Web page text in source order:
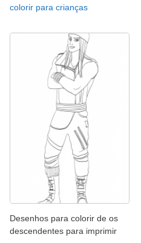
colorir para crianças
Desenhos para colorir de os
descendentes para imprimir